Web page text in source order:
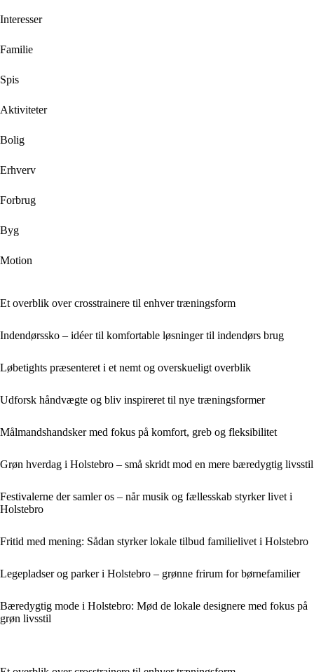
Interesser
Familie
Spis
Aktiviteter
Bolig
Erhverv
Forbrug
Byg
Motion
Et overblik over crosstrainere til enhver træningsform
Indendørssko – idéer til komfortable løsninger til indendørs brug
Løbetights præsenteret i et nemt og overskueligt overblik
Udforsk håndvægte og bliv inspireret til nye træningsformer
Målmandshandsker med fokus på komfort, greb og fleksibilitet
Grøn hverdag i Holstebro – små skridt mod en mere bæredygtig livsstil
Festivalerne der samler os – når musik og fællesskab styrker livet i
Holstebro
Fritid med mening: Sådan styrker lokale tilbud familielivet i Holstebro
Legepladser og parker i Holstebro – grønne frirum for børnefamilier
Bæredygtig mode i Holstebro: Mød de lokale designere med fokus på
grøn livsstil